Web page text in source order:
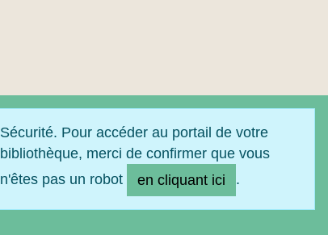
Sécurité. Pour accéder au portail de votre
bibliothèque, merci de confirmer que vous
n'êtes pas un robot
en cliquant ici .